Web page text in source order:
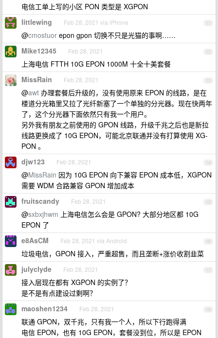
电信工单上写的小区 PON 类型是 XGPON
11
littlewing Feb 28, 2021 via iPhone
@cmostuor epon gpon 切换不只是光猫的事啊……
12
Mike12345 Feb 28, 2021
上海电信 FTTH 10G EPON 1000M 十全十美套餐
13
MissRain Feb 28, 2021
@awt 办理套餐后升级的，没有使用原来 EPON 的线路，是在
楼道分光箱里又拉了光纤新塞了一个单独的分光器。现在快两年
了，这个分光器下面依然只有我一个用户。
另外我有朋友之前使用的 GPON 线路，升级千兆之后也是新拉
线路更换成了 10G EPON，可能北京联通并没有打算使用 XG-
PON 。
14
djw123 Feb 28, 2021
@MissRain 因为 10G EPON 向下兼容 EPON 成本低，XGPON
需要 WDM 合路兼容 GPON 增加成本
15
fruitscandy Feb 28, 2021
@sxbxjhwm 上海电信怎么会是 GPON? 大部分地区都 10G
EPON 了
16
e8AsCM Feb 28, 2021 via Android
垃圾电信，GPON 接入，严重超售，而且垄断+涨价收割韭菜
17
julyclyde Feb 28, 2021
接入层现在都有 XGPON 的实例了？
是不是有点建设过剩啊？
18
maoshen1234 Feb 28, 2021
联通 GPON，双千兆，只有我一个人，所以下行跑得满
电信 EPON，也有 10G EPON，套餐没到位，所以是 EPON